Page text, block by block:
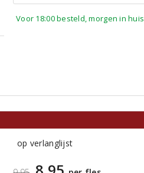
Voor 18:00 besteld, morgen in huis
op verlanglijst